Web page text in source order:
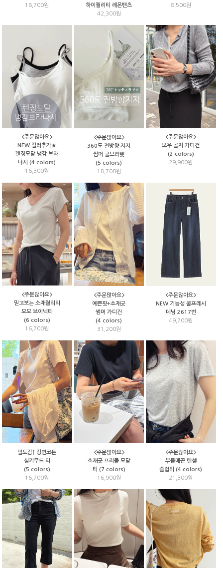
16,700원
하이퀄리티 레몬팬츠
42,300원
8,500원
<주문많아요>
NEW 컬러추가★
렌징모달 냉감 브라
나시 (4 colors)
16,300원
<주문많아요>
360도 전방향 지지
썸머 쿨브라렛
(5 colors)
18,700원
<주문많아요>
모우 골지 가디건
(2 colors)
29,900원
<주문많아요>
믿고보는 소재퀄리티
모모 브이넥티
(6 colors)
16,700원
<주문많아요>
예쁜핏+소재굿
썸머 가디건
(4 colors)
31,200원
<주문많아요>
NEW 기능성 쿨프레시
데님 2617번
49,700원
밀도감↑ 강연코튼
실키무드 티
(5 colors)
16,700원
<주문많아요>
소재굿 프리폴 모달
티 (7 colors)
16,900원
<주문많아요>
부들매끈 텐셀
슬럽티 (4 colors)
21,300원